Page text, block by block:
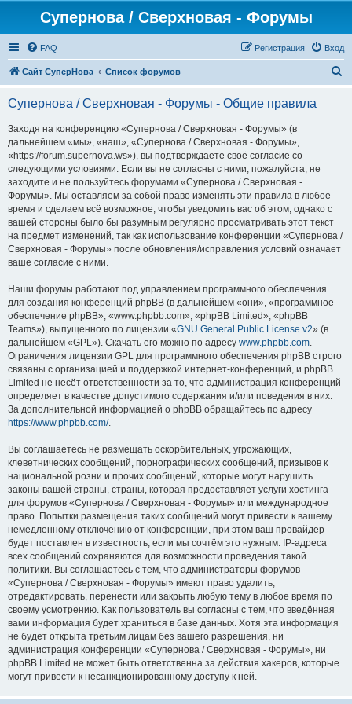
Супернова / Сверхновая - Форумы
FAQ Вход
Регистрация
Сайт СуперНова Список форумов
Супернова / Сверхновая - Форумы - Общие правила
Заходя на конференцию «Супернова / Сверхновая - Форумы» (в
дальнейшем «мы», «наш», «Супернова / Сверхновая - Форумы»,
«https://forum.supernova.ws»), вы подтверждаете своё согласие со
следующими условиями. Если вы не согласны с ними, пожалуйста, не
заходите и не пользуйтесь форумами «Супернова / Сверхновая -
Форумы». Мы оставляем за собой право изменять эти правила в любое
время и сделаем всё возможное, чтобы уведомить вас об этом, однако с
вашей стороны было бы разумным регулярно просматривать этот текст
на предмет изменений, так как использование конференции «Супернова /
Сверхновая - Форумы» после обновления/исправления условий означает
ваше согласие с ними.
Наши форумы работают под управлением программного обеспечения
для создания конференций phpBB (в дальнейшем «они», «программное
обеспечение phpBB», «www.phpbb.com», «phpBB Limited», «phpBB
Teams»), выпущенного по лицензии «GNU General Public License v2» (в
дальнейшем «GPL»). Скачать его можно по адресу www.phpbb.com.
Ограничения лицензии GPL для программного обеспечения phpBB строго
связаны с организацией и поддержкой интернет-конференций, и phpBB
Limited не несёт ответственности за то, что администрация конференций
определяет в качестве допустимого содержания и/или поведения в них.
За дополнительной информацией о phpBB обращайтесь по адресу
https://www.phpbb.com/.
Вы соглашаетесь не размещать оскорбительных, угрожающих,
клеветнических сообщений, порнографических сообщений, призывов к
национальной розни и прочих сообщений, которые могут нарушить
законы вашей страны, страны, которая предоставляет услуги хостинга
для форумов «Супернова / Сверхновая - Форумы» или международное
право. Попытки размещения таких сообщений могут привести к вашему
немедленному отключению от конференции, при этом ваш провайдер
будет поставлен в известность, если мы сочтём это нужным. IP-адреса
всех сообщений сохраняются для возможности проведения такой
политики. Вы соглашаетесь с тем, что администраторы форумов
«Супернова / Сверхновая - Форумы» имеют право удалить,
отредактировать, перенести или закрыть любую тему в любое время по
своему усмотрению. Как пользователь вы согласны с тем, что введённая
вами информация будет храниться в базе данных. Хотя эта информация
не будет открыта третьим лицам без вашего разрешения, ни
администрация конференции «Супернова / Сверхновая - Форумы», ни
phpBB Limited не может быть ответственна за действия хакеров, которые
могут привести к несанкционированному доступу к ней.